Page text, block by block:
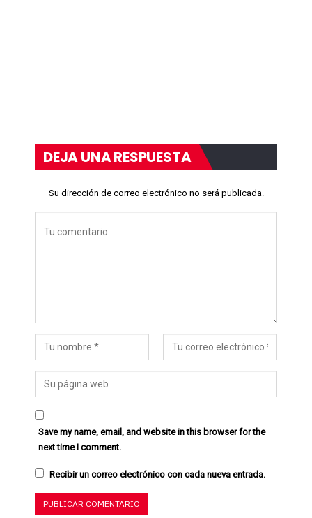
DEJA UNA RESPUESTA
Su dirección de correo electrónico no será publicada.
Save my name, email, and website in this browser for the
next time I comment.
Recibir un correo electrónico con cada nueva entrada.